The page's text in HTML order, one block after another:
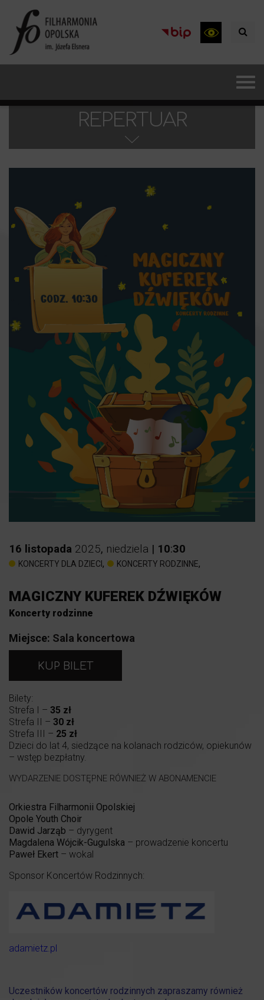
REPERTUAR
16 listopada 2025, niedziela | 10:30
KONCERTY DLA DZIECI , KONCERTY RODZINNE,
MAGICZNY KUFEREK DŹWIĘKÓW
Koncerty rodzinne
Miejsce: Sala koncertowa
KUP BILET
Bilety:
Strefa I – 35 zł
Strefa II – 30 zł
Strefa III – 25 zł
Dzieci do lat 4, siedzące na kolanach rodziców, opiekunów
– wstęp bezpłatny.
WYDARZENIE DOSTĘPNE RÓWNIEŻ W ABONAMENCIE
Orkiestra Filharmonii Opolskiej
Opole Youth Choir
Dawid Jarząb – dyrygent
Magdalena Wójcik-Gugulska – prowadzenie koncertu
Paweł Ekert – wokal
Sponsor Koncertów Rodzinnych:
adamietz.pl
Uczestników koncertów rodzinnych zapraszamy również